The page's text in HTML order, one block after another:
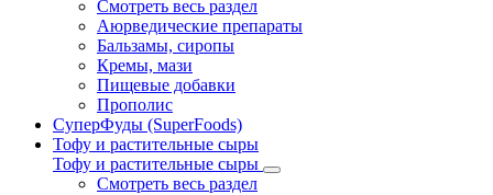
Смотреть весь раздел
Аюрведические препараты
Бальзамы, сиропы
Кремы, мази
Пищевые добавки
Прополис
СуперФуды (SuperFoods)
Тофу и растительные сыры
Тофу и растительные сыры
Смотреть весь раздел